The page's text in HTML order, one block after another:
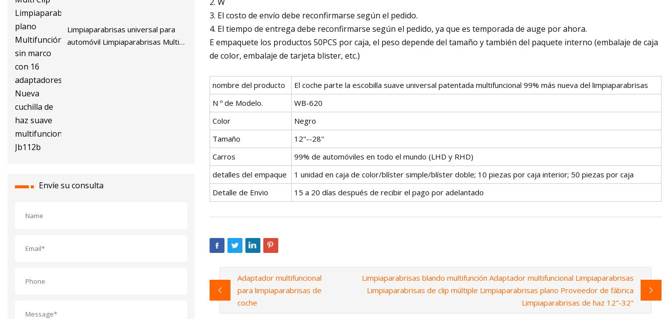
Limpiaparabrisas universal para
automóvil Limpiaparabrisas Multi
Envíe su consulta
3. El costo de envío debe reconfirmarse según el pedido.
4. El tiempo de entrega debe reconfirmarse según el pedido, ya que es temporada de auge por ahora.
E empaquete los productos 50PCS por caja, el peso depende del tamaño y también del paquete interno (embalaje de caja
de color, embalaje de tarjeta blister, etc.)
nombre del producto
El coche parte la escobilla suave universal patentada multifuncional 99% más nueva del limpiaparabrisas
N º de Modelo.
WB-620
Color
Negro
Tamaño
12"--28"
Carros
99% de automóviles en todo el mundo (LHD y RHD)
detalles del empaque
1 unidad en caja de color/blíster simple/blíster doble; 10 piezas por caja interior; 50 piezas por caja
Detalle de Envio
15 a 20 días después de recibir el pago por adelantado
Adaptador multifuncional
para limpiaparabrisas de
coche
Limpiaparabrisas blando multifunción Adaptador multifuncional Limpiaparabrisas
Limpiaparabrisas de clip múltiple Limpiaparabrisas plano Proveedor de fábrica
Limpiaparabrisas de haz 12"-32"